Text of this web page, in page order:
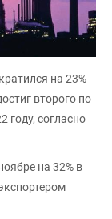
на 23%
второго по
году, согласно
на 32% в